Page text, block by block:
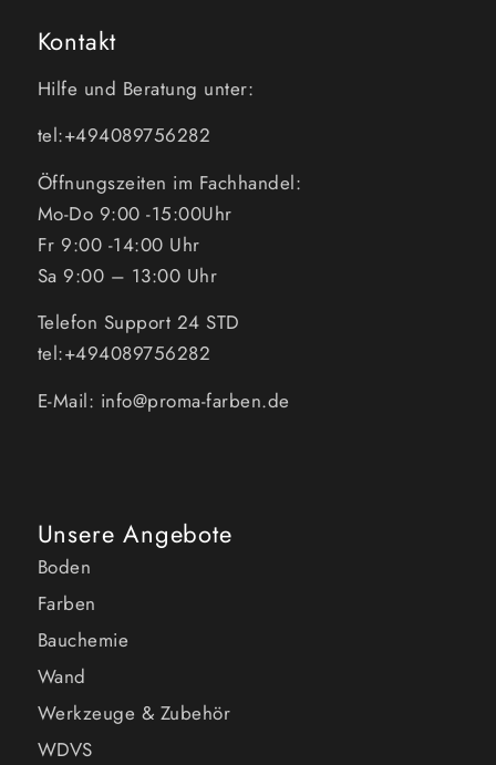
Kontakt
Hilfe und Beratung unter:
tel:+494089756282
Öffnungszeiten im Fachhandel:
Mo-Do 9:00 -15:00Uhr
Fr 9:00 -14:00 Uhr
Sa 9:00 – 13:00 Uhr
Telefon Support 24 STD
tel:+494089756282
E-Mail: info@proma-farben.de
Unsere Angebote
Boden
Farben
Bauchemie
Wand
Werkzeuge & Zubehör
WDVS